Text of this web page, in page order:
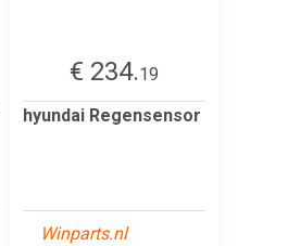
€ 234.19
hyundai Regensensor
Winparts.nl